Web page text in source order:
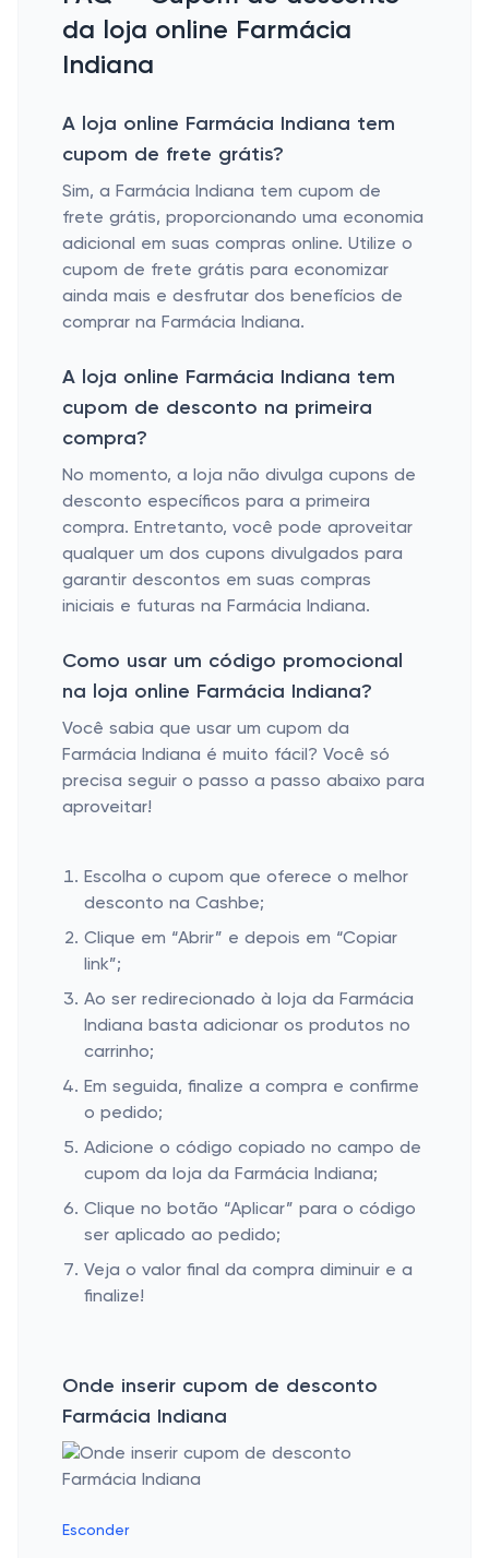
da loja online Farmácia
Indiana
A loja online Farmácia Indiana tem
cupom de frete grátis?
Sim, a Farmácia Indiana tem cupom de
frete grátis, proporcionando uma economia
adicional em suas compras online. Utilize o
cupom de frete grátis para economizar
ainda mais e desfrutar dos benefícios de
comprar na Farmácia Indiana.
A loja online Farmácia Indiana tem
cupom de desconto na primeira
compra?
No momento, a loja não divulga cupons de
desconto específicos para a primeira
compra. Entretanto, você pode aproveitar
qualquer um dos cupons divulgados para
garantir descontos em suas compras
iniciais e futuras na Farmácia Indiana.
Como usar um código promocional
na loja online Farmácia Indiana?
Você sabia que usar um cupom da
Farmácia Indiana é muito fácil? Você só
precisa seguir o passo a passo abaixo para
aproveitar!
Escolha o cupom que oferece o melhor
desconto na Cashbe;
Clique em “Abrir” e depois em “Copiar
link”;
Ao ser redirecionado à loja da Farmácia
Indiana basta adicionar os produtos no
carrinho;
Em seguida, finalize a compra e confirme
o pedido;
Adicione o código copiado no campo de
cupom da loja da Farmácia Indiana;
Clique no botão “Aplicar” para o código
ser aplicado ao pedido;
Veja o valor final da compra diminuir e a
finalize!
Onde inserir cupom de desconto
Farmácia Indiana
Esconder